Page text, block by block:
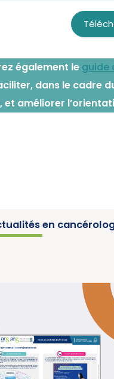
également le guide
dans le cadre
améliorer
en